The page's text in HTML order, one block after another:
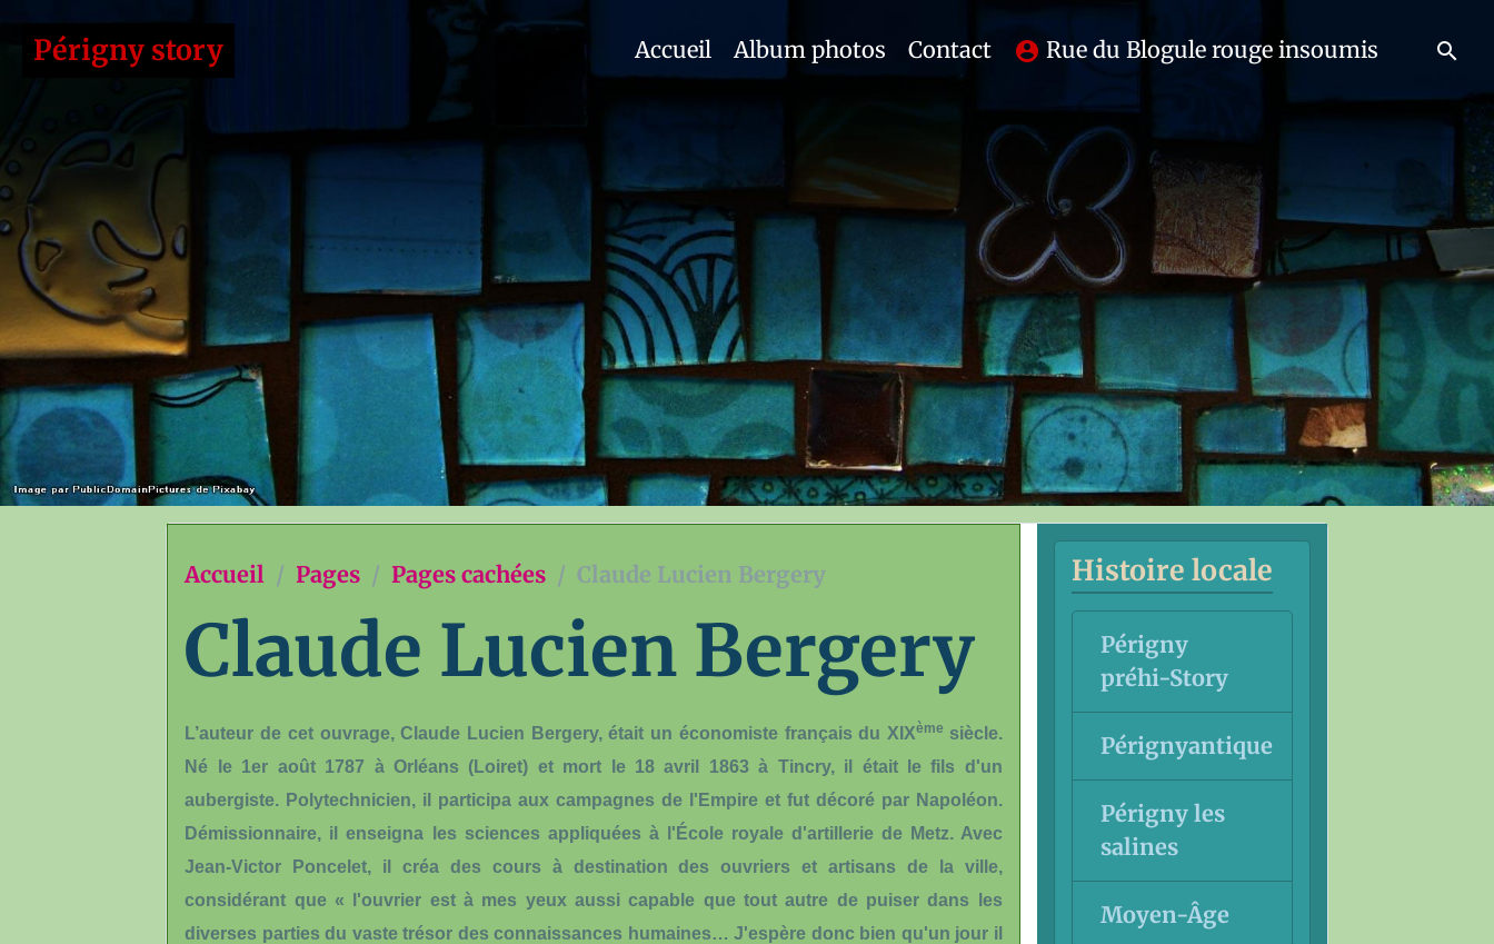
Périgny story Accueil Album photos Contact Rue du Blogule rouge insoumis
Accueil Pages Pages cachées Claude Lucien Bergery
Claude Lucien Bergery
L’auteur de cet ouvrage, Claude Lucien Bergery, était un économiste français du XIXème siècle.
Né le 1er août 1787 à Orléans (Loiret) et mort le 18 avril 1863 à Tincry, il était le fils d'un
aubergiste. Polytechnicien, il participa aux campagnes de l'Empire et fut décoré par Napoléon.
Démissionnaire, il enseigna les sciences appliquées à l'École royale d'artillerie de Metz. Avec
Jean-Victor Poncelet, il créa des cours à destination des ouvriers et artisans de la ville,
considérant que « l'ouvrier est à mes yeux aussi capable que tout autre de puiser dans les
diverses parties du vaste trésor des connaissances humaines… J'espère donc bien qu'un jour il
Histoire locale
Périgny
préhi-Story
Pérignyantique
Périgny les
salines
Moyen-Âge